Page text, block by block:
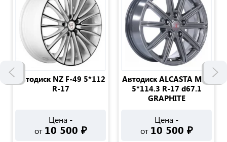
Автодиск NZ F-49 5*112
R-17
Цена -
от 10 500 ₽
Автодиск ALCASTA M64
5*114.3 R-17 d67.1
GRAPHITE
Цена -
от 10 500 ₽